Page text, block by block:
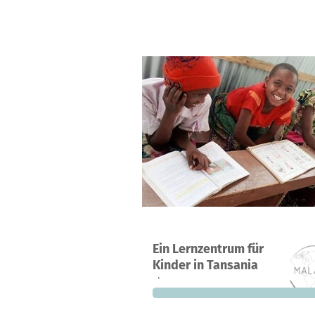
Ein Lernzentrum für
Kinder in Tansania
Ein Projekt in Bwawani, Tansania
0 0 %